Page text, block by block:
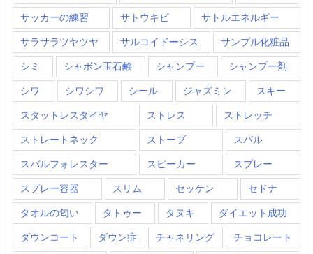
サッカーの練習 サトウキビ サトルエネルギー
サラサラツヤツヤ サルコイドーシス サンプル化粧品
シミ シャボン玉石鹸 シャンプー シャンプー剤
シワ シワシワ シール ジャズミン スキー
スタットレスタイヤ ストレス ストレッチ
ストレートネック ストーブ スバル
スバルフォレスター スピーカー スプレー
スプレー容器 スリム セッケン セドナ
タオルの匂い タトゥー タヌキ ダイエット成功
ダウンコート ダウン症 チャネリング チョコレート